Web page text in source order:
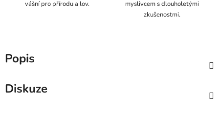
vášní pro přírodu a lov.
myslivcem s dlouholetými
zkušenostmi.
Popis
Diskuze